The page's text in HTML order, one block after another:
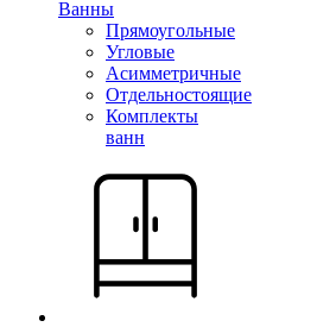
Ванны
Прямоугольные
Угловые
Асимметричные
Отдельностоящие
Комплекты
ванн